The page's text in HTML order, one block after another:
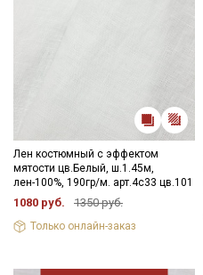
Лен костюмный с эффектом
мятости цв.Белый, ш.1.45м,
лен-100%, 190гр/м. арт.4с33 цв.101
1080 руб. 1350 руб.
Только онлайн-заказ